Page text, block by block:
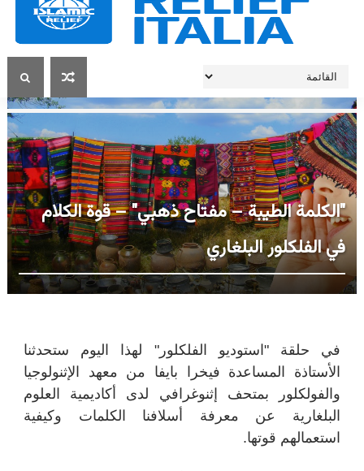
"الكلمة الطيبة – مفتاح ذهبي" – قوة الكلام
في الفلكلور البلغاري
في حلقة "استوديو الفلكلور" لهذا اليوم ستحدثنا
الأستاذة المساعدة فيخرا بايفا من معهد الإثنولوجيا
والفولكلور بمتحف إثنوغرافي لدى أكاديمية العلوم
البلغارية عن معرفة أسلافنا الكلمات وكيفية
استعمالهم قوتها.